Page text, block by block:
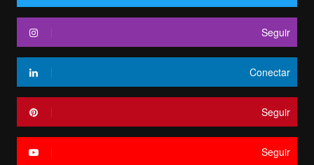
Seguir
Conectar
Seguir
Seguir